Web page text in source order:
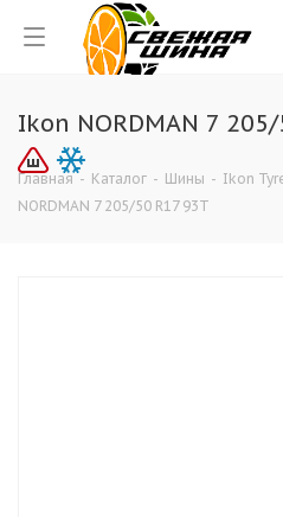
Ikon NORDMAN 7
Главная - Каталог - Шины - Ikon
NORDMAN 7 205/50 R17 93T